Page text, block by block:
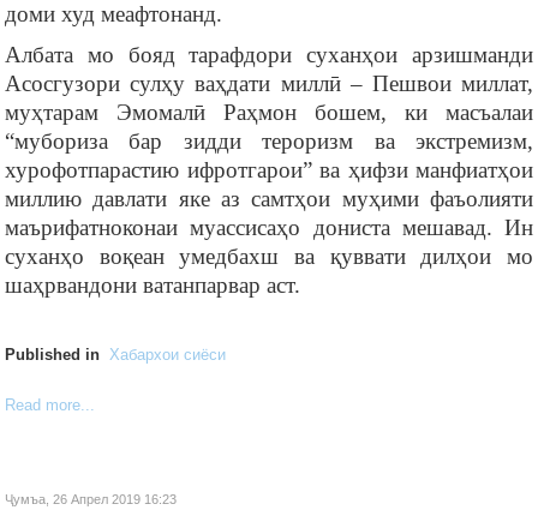
доми худ меафтонанд.
Албата мо бояд тарафдори суханҳои арзишманди
Асосгузори сулҳу ваҳдати миллӣ – Пешвои миллат,
муҳтарам Эмомалӣ Раҳмон бошем, ки масъалаи
“мубориза бар зидди тероризм ва экстремизм,
хурофотпарастию ифротгарои” ва ҳифзи манфиатҳои
миллию давлати яке аз самтҳои муҳими фаъолияти
маърифатноконаи муассисаҳо дониста мешавад. Ин
суханҳо воқеан умедбахш ва қуввати дилҳои мо
шаҳрвандони ватанпарвар аст.
Published in Хабархои сиёси
Read more...
Ҷумъа, 26 Апрел 2019 16:23